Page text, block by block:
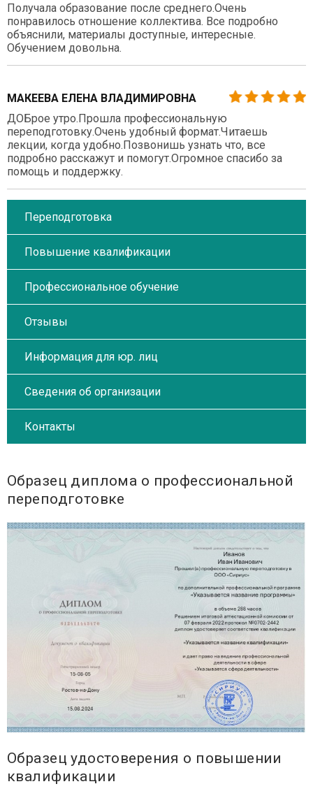
Получала образование после среднего.Очень
понравилось отношение коллектива. Все подробно
объяснили, материалы доступные, интересные.
Обучением довольна.
МАКЕЕВА ЕЛЕНА ВЛАДИМИРОВНА
ДОБрое утро.Прошла профессиональную
переподготовку.Очень удобный формат.Читаешь
лекции, когда удобно.Позвонишь узнать что, все
подробно расскажут и помогут.Огромное спасибо за
помощь и поддержку.
Переподготовка
Повышение квалификации
Профессиональное обучение
Отзывы
Информация для юр. лиц
Сведения об организации
Контакты
Образец диплома о профессиональной
переподготовке
Образец удостоверения о повышении
квалификации